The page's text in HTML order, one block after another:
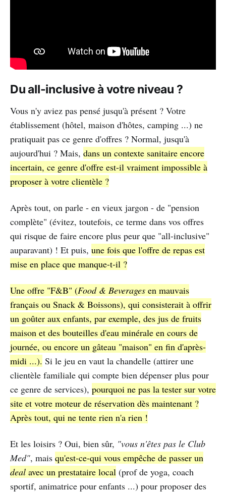
Du all-inclusive à votre niveau ?
Vous n'y aviez pas pensé jusqu'à présent ? Votre
établissement (hôtel, maison d'hôtes, camping ...) ne
pratiquait pas ce genre d'offres ? Normal, jusqu'à
aujourd'hui ? Mais, dans un contexte sanitaire encore
incertain, ce genre d'offre est-il vraiment impossible à
proposer à votre clientèle ?
Après tout, on parle - en vieux jargon - de "pension
complète" (évitez, toutefois, ce terme dans vos offres
qui risque de faire encore plus peur que "all-inclusive"
auparavant) ! Et puis, une fois que l'offre de repas est
mise en place que manque-t-il ?
Une offre "F&B" (Food & Beverages en mauvais
français ou Snack & Boissons), qui consisterait à offrir
un goûter aux enfants, par exemple, des jus de fruits
maison et des bouteilles d'eau minérale en cours de
journée, ou encore un gâteau "maison" en fin d'après-
midi ...). Si le jeu en vaut la chandelle (attirer une
clientèle familiale qui compte bien dépenser plus pour
ce genre de services), pourquoi ne pas la tester sur votre
site et votre moteur de réservation dès maintenant ?
Après tout, qui ne tente rien n'a rien !
Et les loisirs ? Oui, bien sûr, "vous n'êtes pas le Club
Med", mais qu'est-ce-qui vous empêche de passer un
deal avec un prestataire local (prof de yoga, coach
sportif, animatrice pour enfants ...) pour proposer des